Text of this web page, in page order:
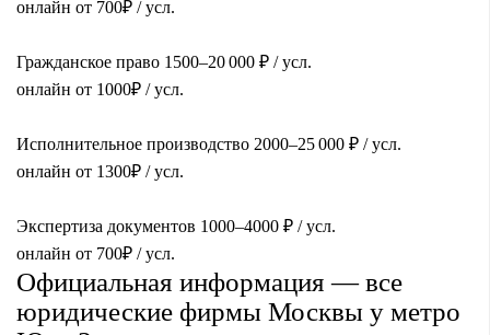
онлайн от 700₽ /усл.
Гражданское право 1500–20 000 ₽ /усл.
онлайн от 1000₽ /усл.
Исполнительное производство 2000–25 000 ₽ /усл.
онлайн от 1300₽ /усл.
Экспертиза документов 1000–4000 ₽ /усл.
онлайн от 700₽ /усл.
Официальная информация — все
юридические фирмы Москвы у метро